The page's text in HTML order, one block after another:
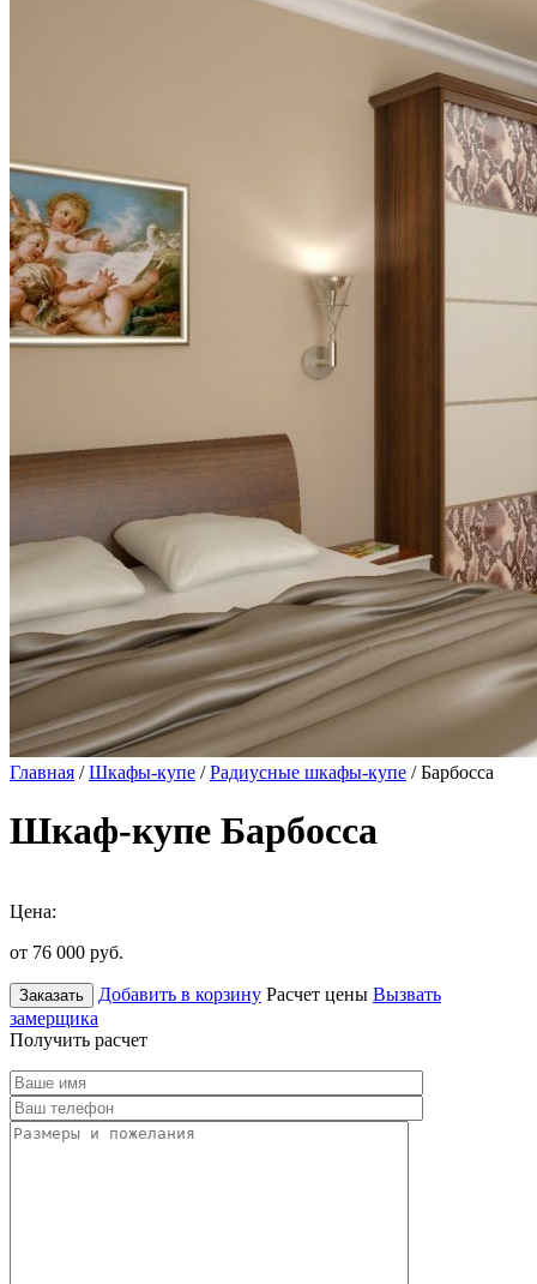
Главная /Шкафы-купе /Радиусные шкафы-купе / Барбосса
Шкаф-купе Барбосса
Цена:
от 76 000 руб.
Заказать Добавить в корзину Расчет цены Вызвать
замерщика
Получить расчет